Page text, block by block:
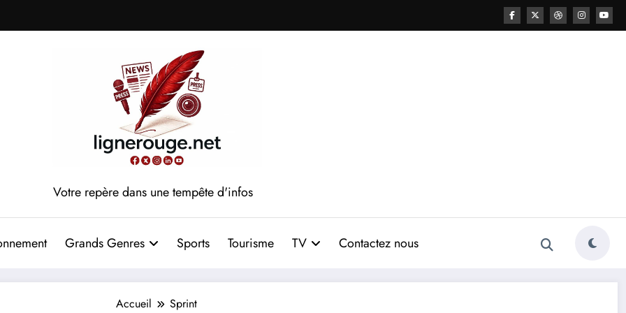
Votre repère dans une tempête d'infos
Grands Genres Sports Tourisme TV Contactez nous
Accueil Sprint